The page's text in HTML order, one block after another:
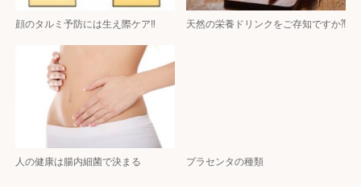
顔のタルミ予防には生え際ケア‼️ 天然の栄養ドリンクをご存知ですか⁈
人の健康は腸内細菌で決まる プラセンタの種類